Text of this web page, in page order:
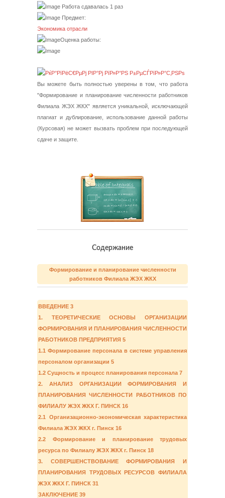
Работа сдавалась 1 раз
Предмет:
Экономика отрасли
Оценка работы:
Вы можете быть полностью уверены в том, что работа
"Формирование и планирование численности работников
Филиала ЖЭХ ЖКХ" является уникальной, исключающей
плагиат и дублирование, использование данной работы
(Курсовая) не может вызвать проблем при последующей
сдаче и защите.
Содержание
Формирование и планирование численности
работников Филиала ЖЭХ ЖКХ
ВВЕДЕНИЕ 3
1. ТЕОРЕТИЧЕСКИЕ ОСНОВЫ ОРГАНИЗАЦИИ
ФОРМИРОВАНИЯ И ПЛАНИРОВАНИЯ ЧИСЛЕННОСТИ
РАБОТНИКОВ ПРЕДПРИЯТИЯ 5
1.1 Формирование персонала в системе управления
персоналом организации 5
1.2 Сущность и процесс планирования персонала 7
2. АНАЛИЗ ОРГАНИЗАЦИИ ФОРМИРОВАНИЯ И
ПЛАНИРОВАНИЯ ЧИСЛЕННОСТИ РАБОТНИКОВ ПО
ФИЛИАЛУ ЖЭХ ЖКХ Г. ПИНСК 16
2.1 Организационно-экономическая характеристика
Филиала ЖЭХ ЖКХ г. Пинск 16
2.2 Формирование и планирование трудовых
ресурса по Филиалу ЖЭХ ЖКХ г. Пинск 18
3. СОВЕРШЕНСТВОВАНИЕ ФОРМИРОВАНИЯ И
ПЛАНИРОВАНИЯ ТРУДОВЫХ РЕСУРСОВ ФИЛИАЛА
ЖЭХ ЖКХ Г. ПИНСК 31
ЗАКЛЮЧЕНИЕ 39